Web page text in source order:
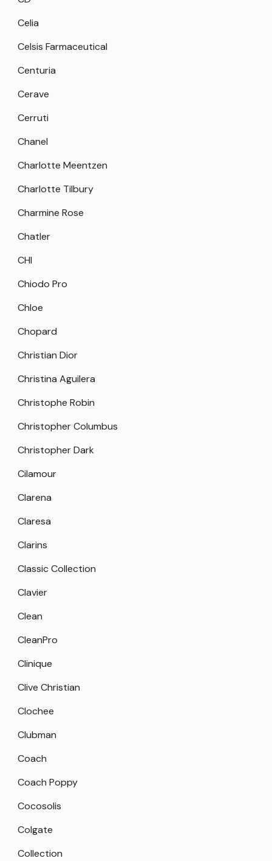
Celia
Celsis Farmaceutical
Centuria
Cerave
Cerruti
Chanel
Charlotte Meentzen
Charlotte Tilbury
Charmine Rose
Chatler
CHI
Chiodo Pro
Chloe
Chopard
Christian Dior
Christina Aguilera
Christophe Robin
Christopher Columbus
Christopher Dark
Cilamour
Clarena
Claresa
Clarins
Classic Collection
Clavier
Clean
CleanPro
Clinique
Clive Christian
Clochee
Clubman
Coach
Coach Poppy
Cocosolis
Colgate
Collection